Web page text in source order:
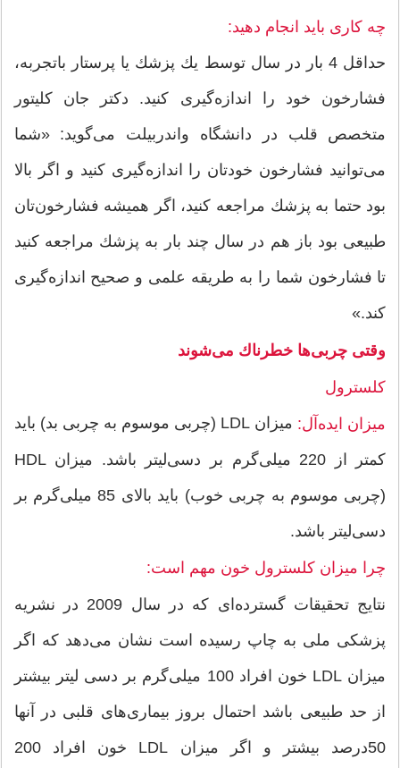
چه كاری باید انجام دهید:
حداقل 4 بار در سال توسط یك پزشك یا پرستار باتجربه،
فشارخون خود را اندازه‌گیری كنید. دكتر جان كلیتور
متخصص قلب در دانشگاه واندربیلت می‌گوید: «شما
می‌توانید فشارخون خودتان را اندازه‌گیری كنید و اگر بالا
بود حتما به پزشك مراجعه كنید، اگر همیشه فشارخون‌تان
طبیعی بود باز هم در سال چند بار به پزشك مراجعه كنید
تا فشارخون شما را به طریقه علمی و صحیح اندازه‌گیری
كند.»
وقتی چربی‌ها خطرناك می‌شوند
كلسترول
میزان ایده‌آل: میزان LDL (چربی موسوم به چربی بد) باید
كمتر از 220 میلی‌گرم بر دسی‌لیتر باشد. میزان HDL
(چربی موسوم به چربی خوب) باید بالای 85 میلی‌گرم بر
دسی‌لیتر باشد.
چرا میزان كلسترول خون مهم است:
نتایج تحقیقات گسترده‌ای كه در سال 2009 در نشریه
پزشكی ملی به چاپ رسیده است نشان می‌دهد كه اگر
میزان LDL خون افراد 100 میلی‌گرم بر دسی لیتر بیشتر
از حد طبیعی باشد احتمال بروز بیماری‌های قلبی در آنها
50درصد بیشتر و اگر میزان LDL خون افراد 200